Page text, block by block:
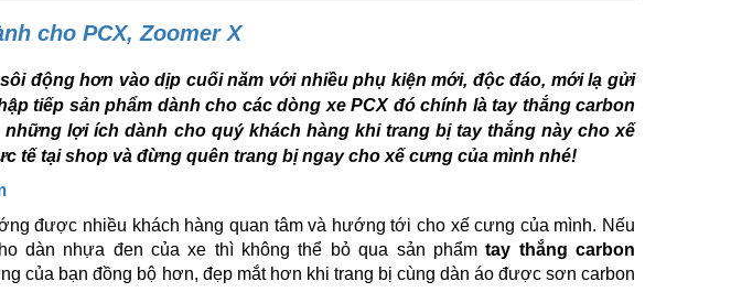
cho PCX, Zoomer X
động hơn vào dịp cuối năm với nhiều phụ kiện mới, độc đáo, mới lạ gửi
tiếp sản phẩm dành cho các dòng xe PCX đó chính là tay thắng carbon
lợi ích dành cho quý khách hàng khi trang bị tay thắng này cho xế
tế tại shop và đừng quên trang bị ngay cho xế cưng của mình nhé!
được nhiều khách hàng quan tâm và hướng tới cho xế cưng của mình. Nếu
dàn nhựa đen của xe thì không thể bỏ qua sản phẩmtay thắng carbon
của bạn đồng bộ hơn, đẹp mắt hơn khi trang bị cùng dàn áo được sơn carbon